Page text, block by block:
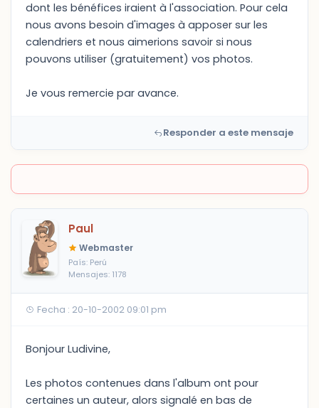
dont les bénéfices iraient à l'association. Pour cela
nous avons besoin d'images à apposer sur les
calendriers et nous aimerions savoir si nous
pouvons utiliser (gratuitement) vos photos.
Je vous remercie par avance.
Responder a este mensaje
Paul
Webmaster
País: Perú
Mensajes: 1178
Fecha : 20-10-2002 09:01 pm
Bonjour Ludivine,
Les photos contenues dans l'album ont pour
certaines un auteur, alors signalé en bas de